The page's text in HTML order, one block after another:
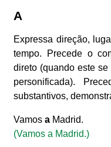
A
Expressa direção,
tempo. Precede o
direto (quando este
personificada).
substantivos,
Vamosa Madrid.
(Vamos a Madrid.)